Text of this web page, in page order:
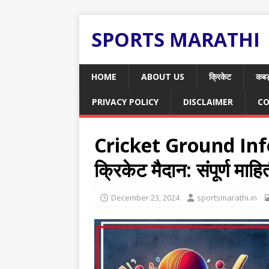
SPORTS MARATHI
HOME ABOUT US क्रिकेट
PRIVACY POLICY DISCLAIMER
Cricket Ground
क्रिकेट मैदान: संपूर्ण
December 23, 2024 sportsmarathi.in